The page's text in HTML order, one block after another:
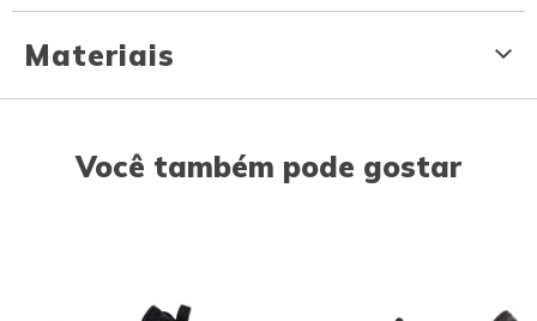
Materiais
Você também pode gostar